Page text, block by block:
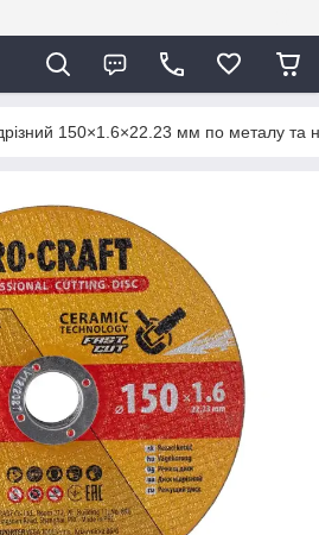
150×1.6×22.23 мм по металу та